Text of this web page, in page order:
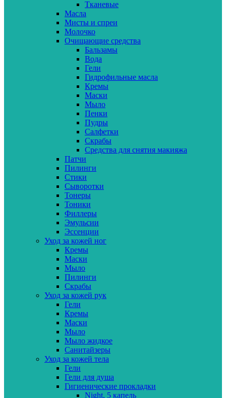
Тканевые
Масла
Мисты и спреи
Молочко
Очищающие средства
Бальзамы
Вода
Гели
Гидрофильные масла
Кремы
Маски
Мыло
Пенки
Пудры
Салфетки
Скрабы
Средства для снятия макияжа
Патчи
Пилинги
Стики
Сыворотки
Тонеры
Тоники
Филлеры
Эмульсии
Эссенции
Уход за кожей ног
Кремы
Маски
Мыло
Пилинги
Скрабы
Уход за кожей рук
Гели
Кремы
Маски
Мыло
Мыло жидкое
Санитайзеры
Уход за кожей тела
Гели
Гели для душа
Гигиенические прокладки
Night, 5 капель